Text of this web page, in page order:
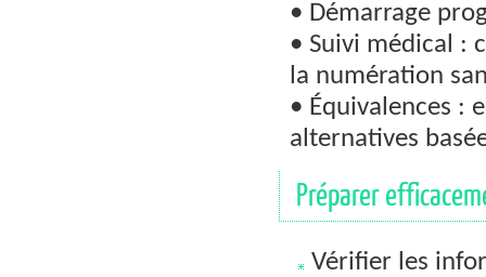
• Démarrage
• Suivi médical :
la numération
• Équivalences :
alternatives
Préparer
Vérifier les